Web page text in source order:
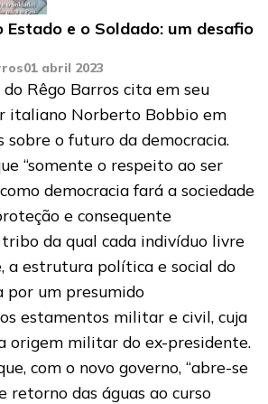
Estado e o Soldado: um desafio
01 abril 2023
Rêgo Barros cita em seu
italiano Norberto Bobbio em
sobre o futuro da democracia.
“somente o respeito ao ser
democracia fará a sociedade
e consequente
da qual cada indivíduo livre
a estrutura política e social do
por um presumido
estamentos militar e civil, cuja
origem militar do ex-presidente.
com o novo governo, “abre-se
retorno das águas ao curso